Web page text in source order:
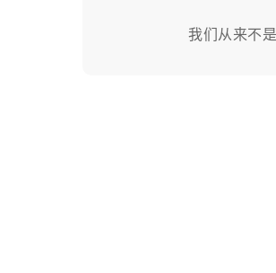
我们从来不